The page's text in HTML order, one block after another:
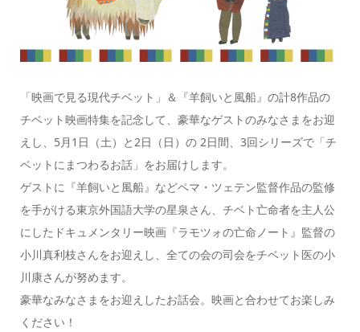
「映画で見る現代チベット」＆『羊飼いと風船』の計8作品の
チベット映画特集を記念して、豪華なゲストのみなさまをお迎
えし、5月1日（土）と2日（日）の 2日間、3回シリーズで「チ
ベットにまつわるお話」をお届けします。
ゲストに『羊飼いと風船』などペマ・ツェテン監督作品の監修
を手がける東京外国語大学の星泉さん、チベト亡命者を主人公
にしたドキュメンタリー映画『ラモツォの亡命ノート』監督の
小川真利枝さんをお迎えし、全ての会の司会をチベット医の小
川康さんが努めます。
豪華なみなさまをお迎えしたお話会。映画と合わせてお楽しみ
ください！